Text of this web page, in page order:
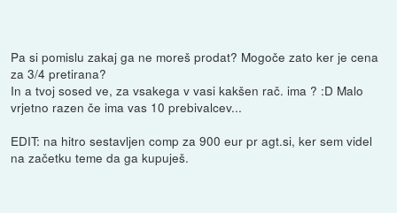
Pa si pomislu zakaj ga ne moreš prodat? Mogoče zato ker je cena
za 3/4 pretirana?
In a tvoj sosed ve, za vsakega v vasi kakšen rač. ima ? :D Malo
vrjetno razen če ima vas 10 prebivalcev...
EDIT: na hitro sestavljen comp za 900 eur pr agt.si, ker sem videl
na začetku teme da ga kupuješ.